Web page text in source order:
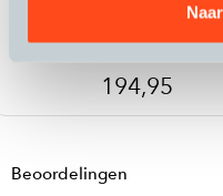
Shockstop Stem
194,95
Beoordelingen